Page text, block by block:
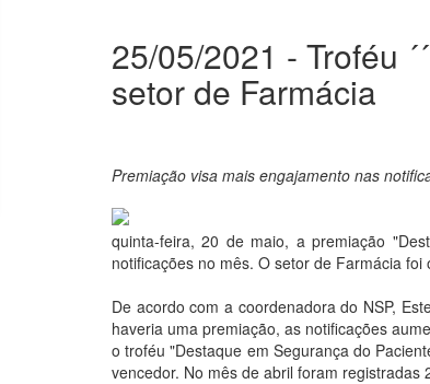
25/05/2021 - Troféu
setor de Farmácia
Premiação visa mais engajamento nas
quinta-feira, 20 de maio, a premiação
notificações no mês. O setor de Farmácia
De acordo com a coordenadora do NSP,
haveria uma premiação, as notificações
o troféu "Destaque em Segurança do
vencedor. No mês de abril foram registradas